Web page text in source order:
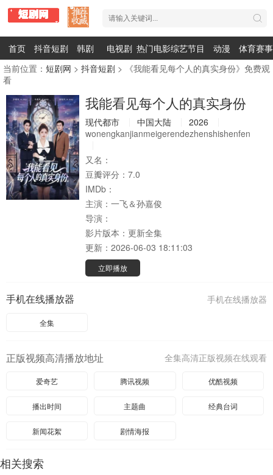
首页 抖音短剧 韩剧 电视剧 热门电影综艺节目 动漫
体育赛事
当前位置： 短剧网 > 抖音短剧 > 《我能看见每个人的真实身份》免费观
看
我能看见每个人的真实身份
现代都市 中国大陆
2026
wonengkanjianmeigerendezhenshishenfen
又名：
豆瓣评分： 7.0
IMDb：
主演： 一飞＆孙嘉俊
导演：
影片版本： 更新全集
更新： 2026-06-03 18:11:03
立即播放
手机在线播放器
手机在线播放器
全集
全集高清正版视频在线观看
正版视频高清播放地址
爱奇艺 腾讯视频 优酷视频
播出时间 主题曲 经典台词
新闻花絮 剧情海报
相关搜索